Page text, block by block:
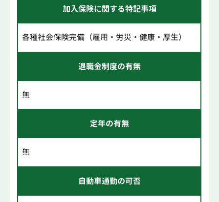
加入保険に関する特記事項
各種社会保険完備（雇用・労災・健康・厚生）
退職金制度の有無
無
定年の有無
無
自動車通勤の可否